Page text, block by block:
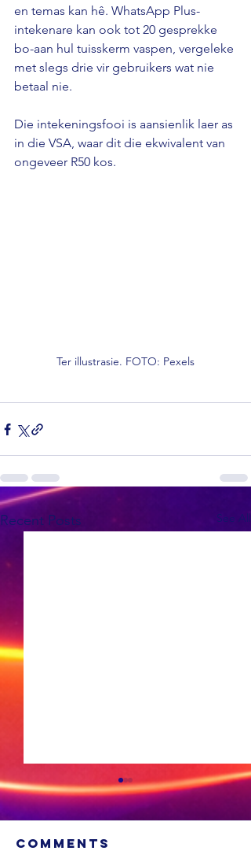
en temas kan hê. WhatsApp Plus-
intekenare kan ook tot 20 gesprekke
bo-aan hul tuisskerm vaspen, vergeleke
met slegs drie vir gebruikers wat nie
betaal nie.
Die intekeningsfooi is aansienlik laer as
in die VSA, waar dit die ekwivalent van
ongeveer R50 kos.
Ter illustrasie. FOTO: Pexels
Recent Posts See All
Comments